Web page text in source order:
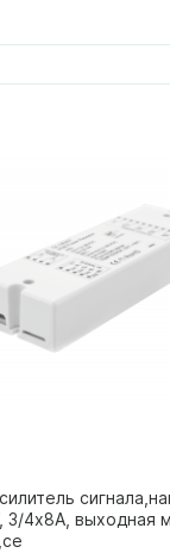
3/4х8А, выходная